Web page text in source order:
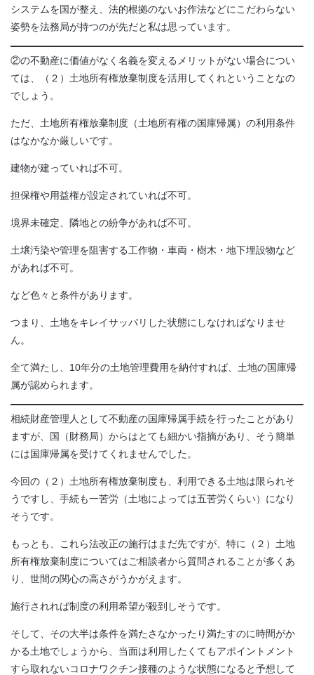
システムを国が整え、法的根拠のないお作法などにこだわらない
姿勢を法務局が持つのが先だと私は思っています。
②の不動産に価値がなく名義を変えるメリットがない場合につい
ては、（２）土地所有権放棄制度を活用してくれということなの
でしょう。
ただ、土地所有権放棄制度（土地所有権の国庫帰属）の利用条件
はなかなか厳しいです。
建物が建っていれば不可。
担保権や用益権が設定されていれば不可。
境界未確定、隣地との紛争があれば不可。
土壌汚染や管理を阻害する工作物・車両・樹木・地下埋設物など
があれば不可。
など色々と条件があります。
つまり、土地をキレイサッパリした状態にしなければなりませ
ん。
全て満たし、10年分の土地管理費用を納付すれば、土地の国庫帰
属が認められます。
相続財産管理人として不動産の国庫帰属手続を行ったことがあり
ますが、国（財務局）からはとても細かい指摘があり、そう簡単
には国庫帰属を受けてくれませんでした。
今回の（２）土地所有権放棄制度も、利用できる土地は限られそ
うですし、手続も一苦労（土地によっては五苦労くらい）になり
そうです。
もっとも、これら法改正の施行はまだ先ですが、特に（２）土地
所有権放棄制度についてはご相談者から質問されることが多くあ
り、世間の関心の高さがうかがえます。
施行されれば制度の利用希望が殺到しそうです。
そして、その大半は条件を満たさなかったり満たすのに時間がか
かる土地でしょうから、当面は利用したくてもアポイントメント
すら取れないコロナワクチン接種のような状態になると予想して